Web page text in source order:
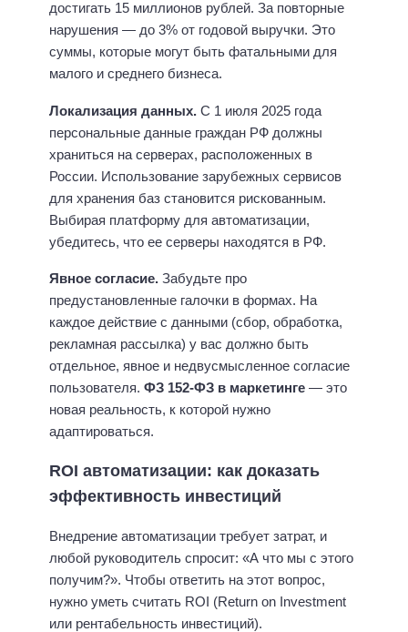
достигать 15 миллионов рублей. За повторные
нарушения — до 3% от годовой выручки. Это
суммы, которые могут быть фатальными для
малого и среднего бизнеса.
Локализация данных. С 1 июля 2025 года
персональные данные граждан РФ должны
храниться на серверах, расположенных в
России. Использование зарубежных сервисов
для хранения баз становится рискованным.
Выбирая платформу для автоматизации,
убедитесь, что ее серверы находятся в РФ.
Явное согласие. Забудьте про
предустановленные галочки в формах. На
каждое действие с данными (сбор, обработка,
рекламная рассылка) у вас должно быть
отдельное, явное и недвусмысленное согласие
пользователя. ФЗ 152-ФЗ в маркетинге — это
новая реальность, к которой нужно
адаптироваться.
ROI автоматизации: как доказать
эффективность инвестиций
Внедрение автоматизации требует затрат, и
любой руководитель спросит: «А что мы с этого
получим?». Чтобы ответить на этот вопрос,
нужно уметь считать ROI (Return on Investment
или рентабельность инвестиций).